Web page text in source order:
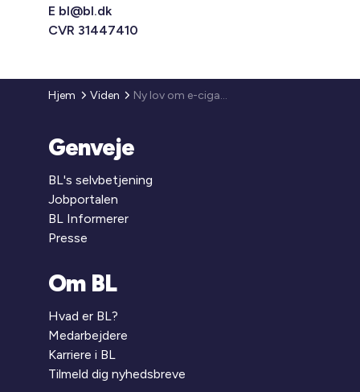
E bl@bl.dk
CVR 31447410
Hjem Viden Ny lov om e-cigaretter
Genveje
BL's selvbetjening
Jobportalen
BL Informerer
Presse
Om BL
Hvad er BL?
Medarbejdere
Karriere i BL
Tilmeld dig nyhedsbreve